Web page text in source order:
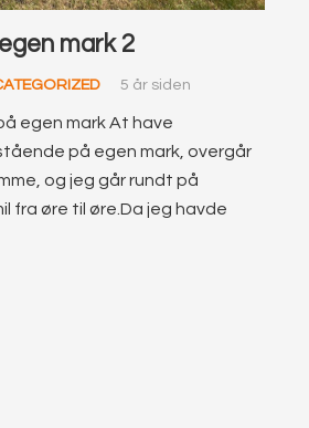
mark 2
5 år siden
egen mark At have
stående på egen mark, overgår
og jeg går rundt på
fra øre til øre.Da jeg havde